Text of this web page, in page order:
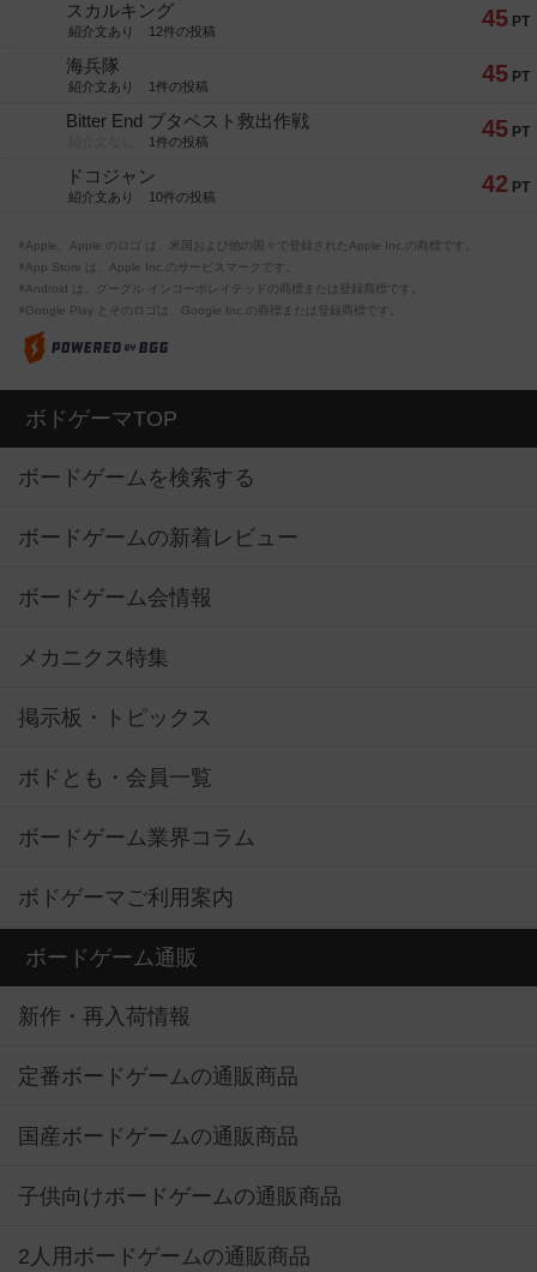
45 PT
スカルキング
紹介文あり 12件の投稿
45 PT
海兵隊
紹介文あり 1件の投稿
45 PT
Bitter End ブタペスト救出作戦
1件の投稿
42 PT
ドコジャン
紹介文あり 10件の投稿
※Apple、Apple のロゴ は、米国および他の国々で登録されたApple Inc.の商標です。
※App Store は、Apple Inc.のサービスマークです。
※Android は、グーグル インコーポレイテッドの商標または登録商標です。
※Google Play とそのロゴは、Google Inc.の商標または登録商標です。
ボドゲーマTOP
ボードゲームを検索する
ボードゲームの新着レビュー
ボードゲーム会情報
メカニクス特集
掲示板・トピックス
ボドとも・会員一覧
ボードゲーム業界コラム
ボドゲーマご利用案内
ボードゲーム通販
新作・再入荷情報
定番ボードゲームの通販商品
国産ボードゲームの通販商品
子供向けボードゲームの通販商品
2人用ボードゲームの通販商品